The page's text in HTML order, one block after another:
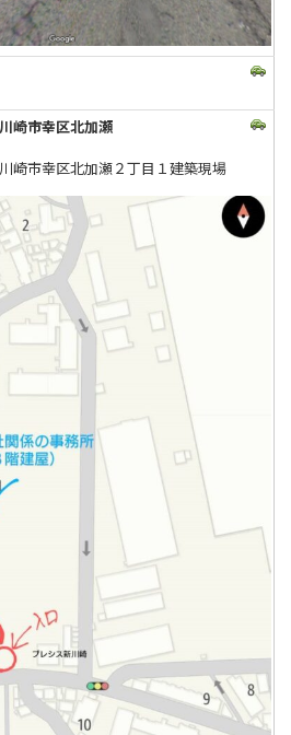
崎市幸区北加瀬
崎市幸区北加瀬２丁目１建築現場